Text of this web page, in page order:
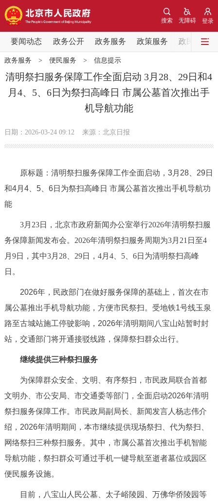
登录
无障碍
搜索
要闻动态 政务公开 政务服务 政策服务 政民互动
要闻动态
党中央精神 国务院信息
北京要闻 会议信息 部门动态
政务公开
市领导 机构职能 政策服务
政务服务
便民服务 利企服务 投资项目
中介服务 阳光政务
政民互动
在线访谈 图说互动
走进北京
绿色北京 图说北京 视频北京
政务服务 > 便民服务 > 信息提示
清明祭扫服务保障工作全面启动 3月28、29日和4
月4、5、6日为祭扫高峰日 市属公墓首次推出手
机导航功能
日期：2026-03-24 09:12 来源：北京日报
原标题：清明祭扫服务保障工作全面启动，3月28、29日
和4月4、5、6日为祭扫高峰日 市属公墓首次推出手机导航功
能
3月23日，北京市政府新闻办公室举行2026年清明祭扫服
务保障新闻发布会。2026年清明祭扫服务周期为3月21日至4
月9日，其中3月28、29日，4月4、5、6日为清明祭扫高峰
日。
2026年，民政部门在做好服务保障的基础上，首次在市
属公墓推出手机导航功能，方便市民祭扫。受地铁1号线玉泉
路至古城站施工停驶影响，2026年清明期间八宝山站暂时封
站，交通部门将开通接驳线路，保障祭扫群众出行。
继续提供三种祭扫服务
为保障群众安全、文明、有序祭扫，市民政局联合首都
文明办、市公安局、市交通委等部门，全面启动2026年清明
祭扫服务保障工作。市民政局副局长、新闻发言人杨志伟介
绍，2026年清明期间，本市继续提供现场祭扫、代为祭扫、
网络祭扫三种祭扫服务。其中，市属公墓首次推出手机智能
导航功能，祭扫群众可通过手机一键导航至逝者墓位或园区
便民服务设施。
目前，八宝山人民公墓、太子峪陵园、万佛华侨陵园等